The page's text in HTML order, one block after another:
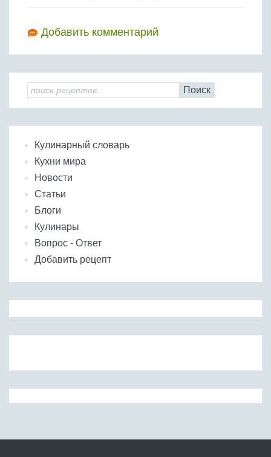
Добавить комментарий
Поиск
Кулинарный словарь
Кухни мира
Новости
Статьи
Блоги
Кулинары
Вопрос - Ответ
Добавить рецепт